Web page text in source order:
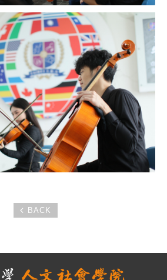
BACK